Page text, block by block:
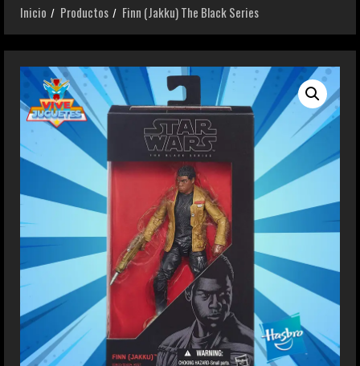
Inicio
Productos Finn (Jakku) The Black Series